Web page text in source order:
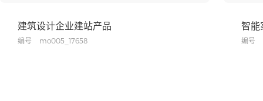
建筑设计企业建站产品
编号 mo005_17658
智能
编号